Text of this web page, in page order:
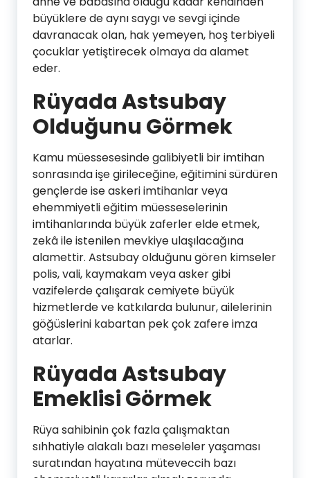
büyüklere de aynı saygı ve sevgi içinde
davranacak olan, hak yemeyen, hoş terbiyeli
çocuklar yetiştirecek olmaya da alamet
eder.
Rüyada Astsubay
Olduğunu Görmek
Kamu müessesesinde galibiyetli bir imtihan
sonrasında işe girileceğine, eğitimini sürdüren
gençlerde ise askeri imtihanlar veya
ehemmiyetli eğitim müesseselerinin
imtihanlarında büyük zaferler elde etmek,
zekâ ile istenilen mevkiye ulaşılacağına
alamettir. Astsubay olduğunu gören kimseler
polis, vali, kaymakam veya asker gibi
vazifelerde çalışarak cemiyete büyük
hizmetlerde ve katkılarda bulunur, ailelerinin
göğüslerini kabartan pek çok zafere imza
atarlar.
Rüyada Astsubay
Emeklisi Görmek
Rüya sahibinin çok fazla çalışmaktan
sıhhatiyle alakalı bazı meseleler yaşaması
suratından hayatına müteveccih bazı